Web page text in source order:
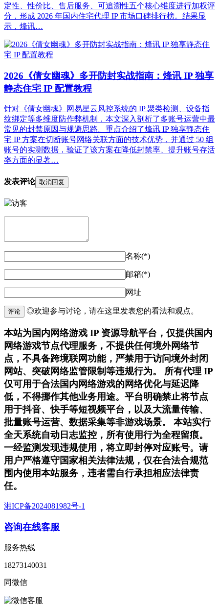
定性、性价比、售后服务、可追溯性五个核心维度进行加权评
分，形成 2026 年国内住宅代理 IP 市场口碑排行榜。结果显
示，烽讯…
2026《倩女幽魂》多开防封实战指南：烽讯 IP 独享
静态住宅 IP 配置教程
针对《倩女幽魂》网易星云风控系统的 IP 聚类检测、设备指
纹绑定等多维度防作弊机制，本文深入剖析了多账号运营中最
常见的封禁原因与规避思路。重点介绍了烽讯 IP 独享静态住
宅 IP 方案在切断账号网络关联方面的技术优势，并通过 50 组
账号的实测数据，验证了该方案在降低封禁率、提升账号存活
率方面的显著…
发表评论 取消回复
名称(*)
邮箱(*)
网址
评论 ◎欢迎参与讨论，请在这里发表您的看法和观点。
本站为国内网络游戏 IP 资源导航平台，仅提供国内
网络游戏节点代理服务，不提供任何境外网络节
点，不具备跨境联网功能，严禁用于访问境外封闭
网站、突破网络监管限制等违规行为。 所有代理 IP
仅可用于合法国内网络游戏的网络优化与延迟降
低，不得挪作其他业务用途。平台明确禁止将节点
用于抖音、快手等短视频平台，以及大流量传输、
批量账号运营、数据采集等非游戏场景。 本站实行
全天系统自动日志监控，所有使用行为全程留痕。
一经监测发现违规使用，将立即封停对应账号。请
用户严格遵守国家相关法律法规，仅在合法合规范
围内使用本站服务，违者需自行承担相应法律责
任。
湘ICP备2024081982号-1
咨询在线客服
服务热线
18273140031
同微信